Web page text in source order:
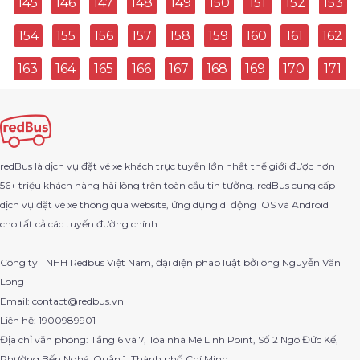
Bến Xe Miền Đông Đi Hồng Ngự
Quận Tân Bình Đi Đầm Dơi
Bến Xe Phía Bắc Nha Trang Đi Bến Xe An Sương
Vịnh Hạ Long Đi Đà Nẵng
Tuy Hòa Đi Bảo Lâm
Chợ Mới Đi Hà Tiên
Cái Bè Đi Đơn Dương
145 146 147 148 149 150 151 152 153
154 155 156 157 158 159 160 161 162
163 164 165 166 167 168 169 170 171
redBus là dịch vụ đặt vé xe khách trực tuyến lớn nhất thế giới được hơn
56+ triệu khách hàng hài lòng trên toàn cầu tin tưởng. redBus cung cấp
dịch vụ đặt vé xe thông qua website, ứng dụng di động iOS và Android
cho tất cả các tuyến đường chính.
Công ty TNHH Redbus Việt Nam, đại diện pháp luật bởi ông Nguyễn Văn
Long
Email: contact@redbus.vn
Liên hệ: 1900989901
Địa chỉ văn phòng: Tầng 6 và 7, Tòa nhà Mê Linh Point, Số 2 Ngô Đức Kế,